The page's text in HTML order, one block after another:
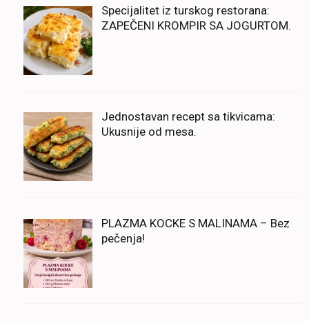
Specijalitet iz turskog restorana:
ZAPEČENI KROMPIR SA JOGURTOM.
Jednostavan recept sa tikvicama:
Ukusnije od mesa.
PLAZMA KOCKE S MALINAMA – Bez
pečenja!